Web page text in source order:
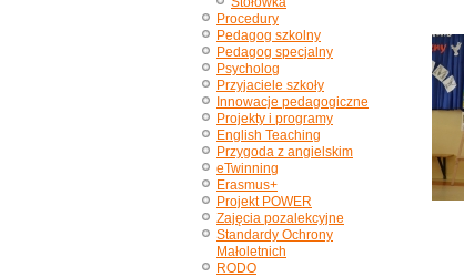
Procedury
Pedagog szkolny
Pedagog specjalny
Psycholog
Przyjaciele szkoły
Innowacje pedagogiczne
Projekty i programy
English Teaching
Przygoda z angielskim
eTwinning
Erasmus+
Projekt POWER
Zajęcia pozalekcyjne
Standardy Ochrony
Małoletnich
RODO